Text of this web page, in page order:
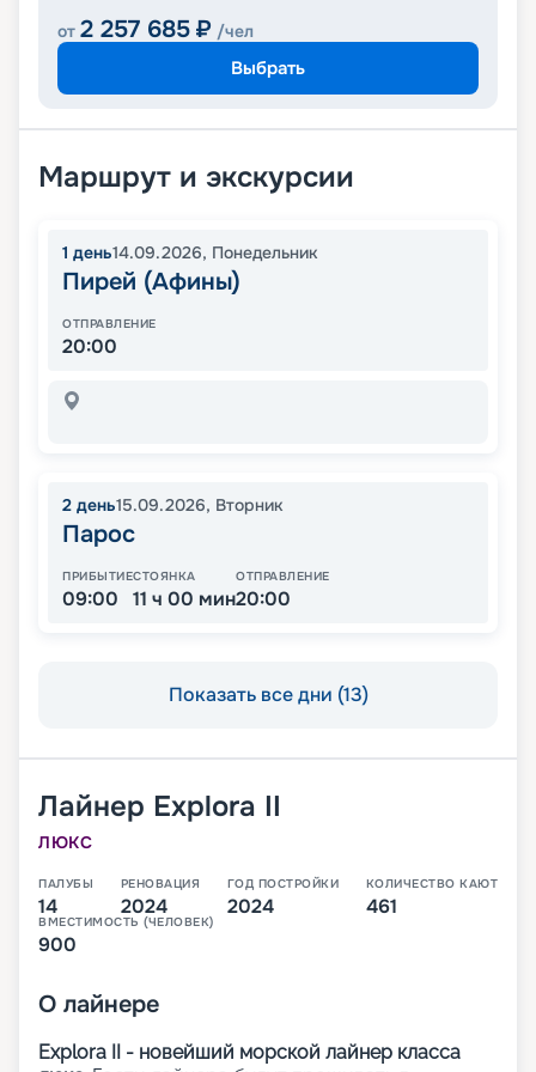
от 2 257 685 ₽ /чел
Выбрать
Маршрут и экскурсии
1 день14.09.2026, Понедельник
Пирей (Афины)
ОТПРАВЛЕНИЕ
20:00
2 день15.09.2026, Вторник
Парос
ПРИБЫТИЕ
09:00
СТОЯНКА
11 ч 00 мин
ОТПРАВЛЕНИЕ
20:00
Показать все дни (13)
Лайнер Explora II
ЛЮКС
ПАЛУБЫ
14
РЕНОВАЦИЯ
2024
ГОД ПОСТРОЙКИ
2024
КОЛИЧЕСТВО КАЮТ
461
ВМЕСТИМОСТЬ (ЧЕЛОВЕК)
900
О лайнере
Explora II - новейший морской лайнер класса